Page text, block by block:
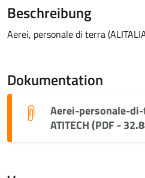
Beschreibung
Aerei, personale di terra
Dokumentation
Aerei-personale-
ATITECH (PDF -